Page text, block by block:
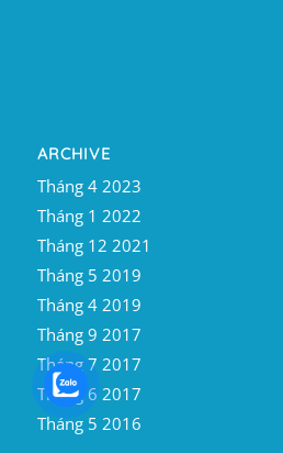
ARCHIVE
Tháng 4 2023
Tháng 1 2022
Tháng 12 2021
Tháng 5 2019
Tháng 4 2019
Tháng 9 2017
Tháng 7 2017
Tháng 6 2017
Tháng 5 2016